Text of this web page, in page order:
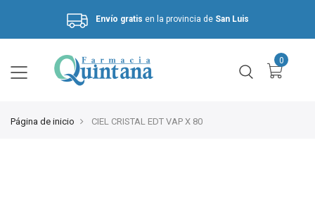
Envío gratis en la provincia de San Luis
Hasta 3 cuotas sin interés.
Página de inicio CIEL CRISTAL EDT VAP X 80